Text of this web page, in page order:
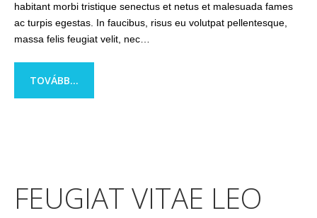
habitant morbi tristique senectus et netus et malesuada fames
ac turpis egestas. In faucibus, risus eu volutpat pellentesque,
massa felis feugiat velit, nec…
TOVÁBB...
FEUGIAT VITAE LEO